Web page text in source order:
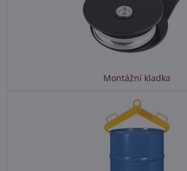
Montážní kladka